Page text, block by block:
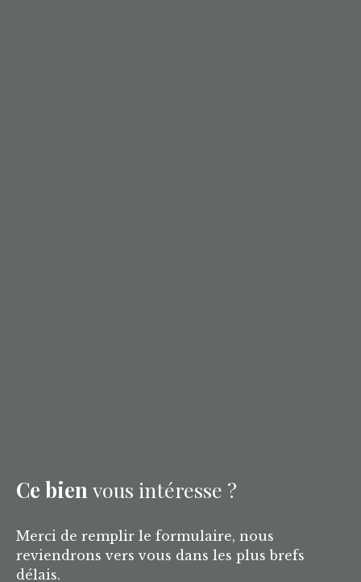
Ce bien vous intéresse ?
Merci de remplir le formulaire, nous
reviendrons vers vous dans les plus brefs
délais.